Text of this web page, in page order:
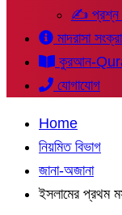
✍ প্রশ্ন
মাদরাসা
কুরআন-
যোগাযোগ
Home
নিয়মিত বিভাগ
জানা-অজানা
ইসলামের প্রথম